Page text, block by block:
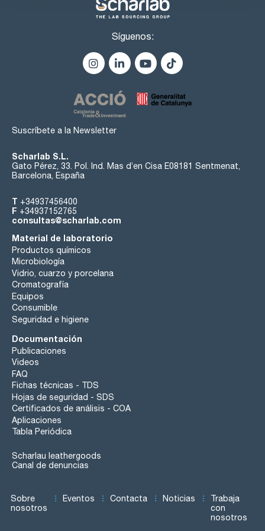
Síguenos:
Suscríbete a la Newsletter
Scharlab S.L.
Gato Pérez, 33. Pol. Ind. Mas d’en Cisa E08181 Sentmenat,
Barcelona, España
T +34937456400
F +34937152765
consultas@scharlab.com
Material de laboratorio
Productos químicos
Microbiología
Vidrio, cuarzo y porcelana
Cromatografía
Equipos
Consumible
Seguridad e higiene
Documentación
Publicaciones
Videos
FAQ
Fichas técnicas - TDS
Hojas de seguridad - SDS
Certificados de análisis - COA
Aplicaciones
Tabla Periódica
Scharlau leathergoods
Canal de denuncias
Sobre
nosotros
Eventos Contacta Noticias
Trabaja
con
nosotros